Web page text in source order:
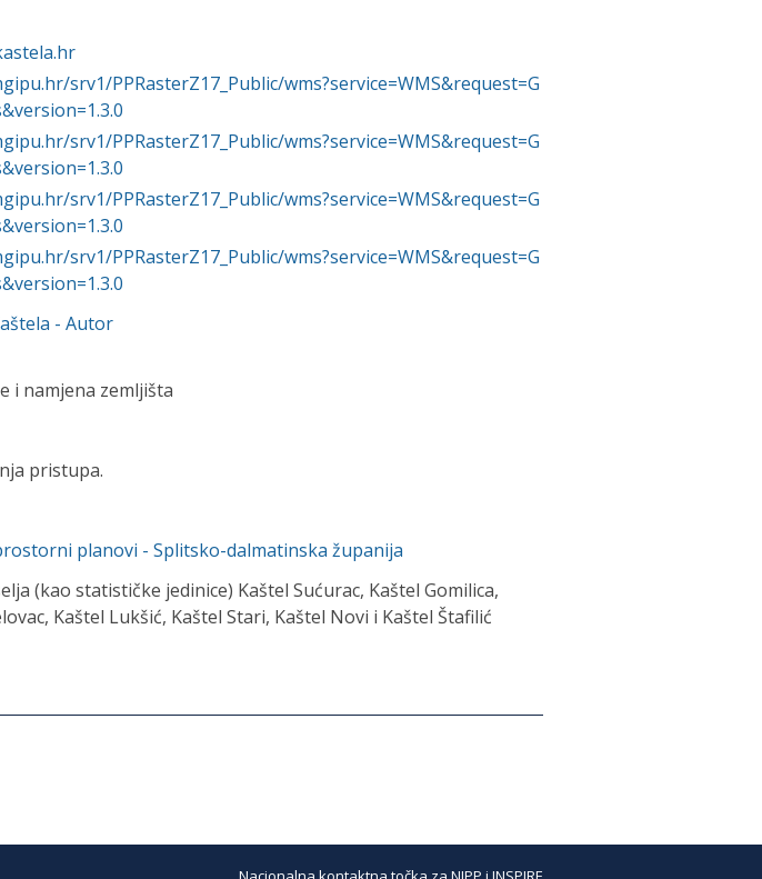
srv1/PPRasterZ17_Public/wms?service=WMS&request=G
srv1/PPRasterZ17_Public/wms?service=WMS&request=G
srv1/PPRasterZ17_Public/wms?service=WMS&request=G
srv1/PPRasterZ17_Public/wms?service=WMS&request=G
- Autor
i namjena zemljišta
pristupa.
planovi - Splitsko-dalmatinska županija
(kao statističke jedinice) Kaštel Sućurac, Kaštel Gomilica,
Kaštel Lukšić, Kaštel Stari, Kaštel Novi i Kaštel Štafilić